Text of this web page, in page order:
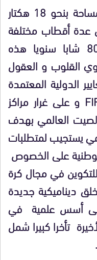
و لقد بنيت الأكاديمية على مساحة بنحو 18 هكتار
عدة أقطاب مختلفة
تتيح استقبال من 60 إلى 80 شابا سنويا هذه
القلوب و العقول
الدولية المعتمدة
و على غرار مراكز
الصيت العالمي بهدف
يستجيب لمتطلبات
على الخصوص
في مجال كرة
ديناميكية جديدة
أسس علمية في
تأخرا كبيرا شمل